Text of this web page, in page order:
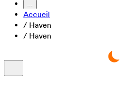
...
Accueil
/ Haven
/ Haven